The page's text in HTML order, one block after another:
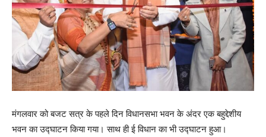
मंगलवार को बजट सत्र के पहले दिन विधानसभा भवन के अंदर एक बहुद्देशीय
भवन का उद्घाटन किया गया। साथ ही ई विधान का भी उद्घाटन हुआ।